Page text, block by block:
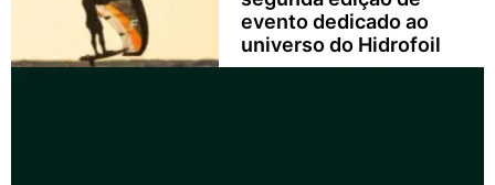
evento dedicado ao
universo do Hidrofoil